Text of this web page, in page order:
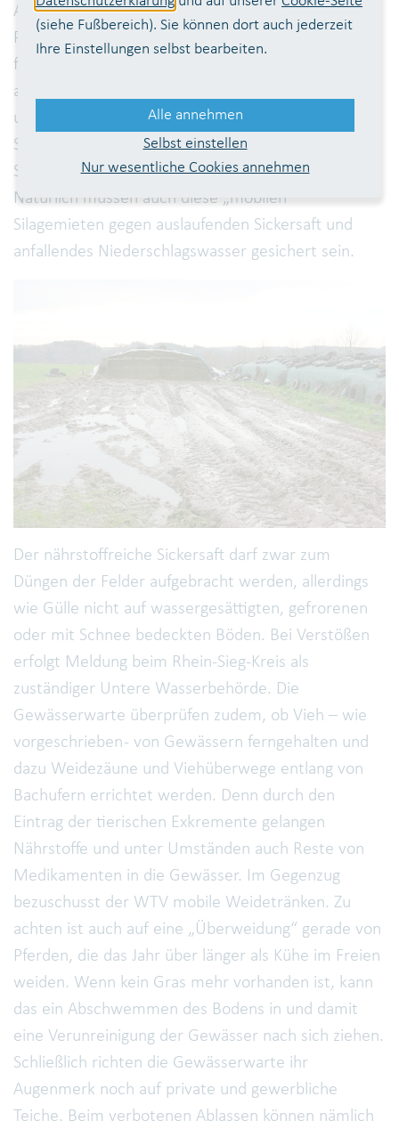
Ammoniak, sauerstoffzehrende Stoffe und
Pflanzennährstoffe. Werden Silagen nicht auf einem
festen Untergrund mit Auffangvorrichtungen für die
austretenden Sickersäfte gelagert, sondern auf
unbefestigten Böden, muss jedes Jahr ein neuer
Standort gewählt werden, damit das Eindringen von
Sickersäften in den Untergrund verhindert wird.
Natürlich müssen auch diese „mobilen“
Silagemieten gegen auslaufenden Sickersaft und
anfallendes Niederschlagswasser gesichert sein.
Der nährstoffreiche Sickersaft darf zwar zum
Düngen der Felder aufgebracht werden, allerdings
wie Gülle nicht auf wassergesättigten, gefrorenen
oder mit Schnee bedeckten Böden. Bei Verstößen
erfolgt Meldung beim Rhein-Sieg-Kreis als
zuständiger Untere Wasserbehörde. Die
Gewässerwarte überprüfen zudem, ob Vieh – wie
vorgeschrieben - von Gewässern ferngehalten und
dazu Weidezäune und Viehüberwege entlang von
Bachufern errichtet werden. Denn durch den
Eintrag der tierischen Exkremente gelangen
Nährstoffe und unter Umständen auch Reste von
Medikamenten in die Gewässer. Im Gegenzug
bezuschusst der WTV mobile Weidetränken. Zu
achten ist auch auf eine „Überweidung“ gerade von
Pferden, die das Jahr über länger als Kühe im Freien
weiden. Wenn kein Gras mehr vorhanden ist, kann
das ein Abschwemmen des Bodens in und damit
eine Verunreinigung der Gewässer nach sich ziehen.
Schließlich richten die Gewässerwarte ihr
Augenmerk noch auf private und gewerbliche
Teiche. Beim verbotenen Ablassen können nämlich
(siehe Fußbereich). Sie können dort auch jederzeit
Ihre Einstellungen selbst bearbeiten.
Alle annehmen
Selbst einstellen
Nur wesentliche Cookies annehmen